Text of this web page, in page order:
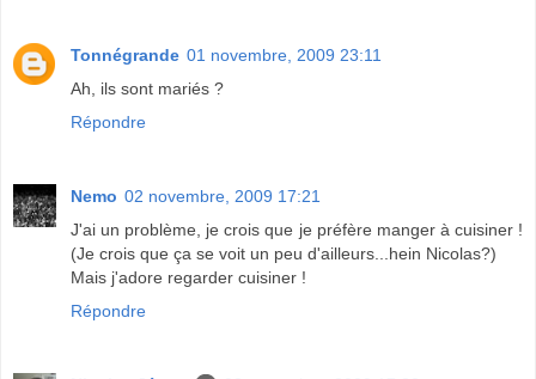
Tonnégrande 01 novembre, 2009 23:11
Ah, ils sont mariés ?
Répondre
Nemo 02 novembre, 2009 17:21
J'ai un problème, je crois que je préfère manger à cuisiner !
(Je crois que ça se voit un peu d'ailleurs...hein Nicolas?)
Mais j'adore regarder cuisiner !
Répondre